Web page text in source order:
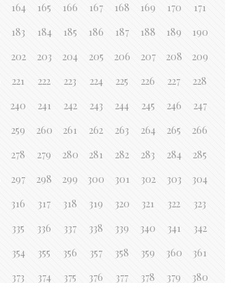
164 165 166 167 168 169 170
171
183 184 185 186 187 188 189
190
202 203 204 205 206 207 208
209
221 222 223 224 225 226 227
228
240 241 242 243 244 245 246
247
259 260 261 262 263 264 265
266
278 279 280 281 282 283 284
285
297 298 299 300 301 302 303
304
316 317 318 319 320 321 322
323
335 336 337 338 339 340 341
342
354 355 356 357 358 359 360
361
373 374 375 376 377 378 379
380